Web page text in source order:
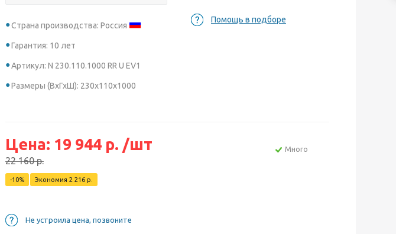
Страна производства: Россия
Гарантия: 10 лет
Артикул: N 230.110.1000 RR U EV1
Размеры (ВхГхШ): 230х110х1000
Помощь в подборе
Цена: 19 944 р. /шт
22 160р.
-10% Экономия 2 216 р.
Много
Не устроила цена, позвоните